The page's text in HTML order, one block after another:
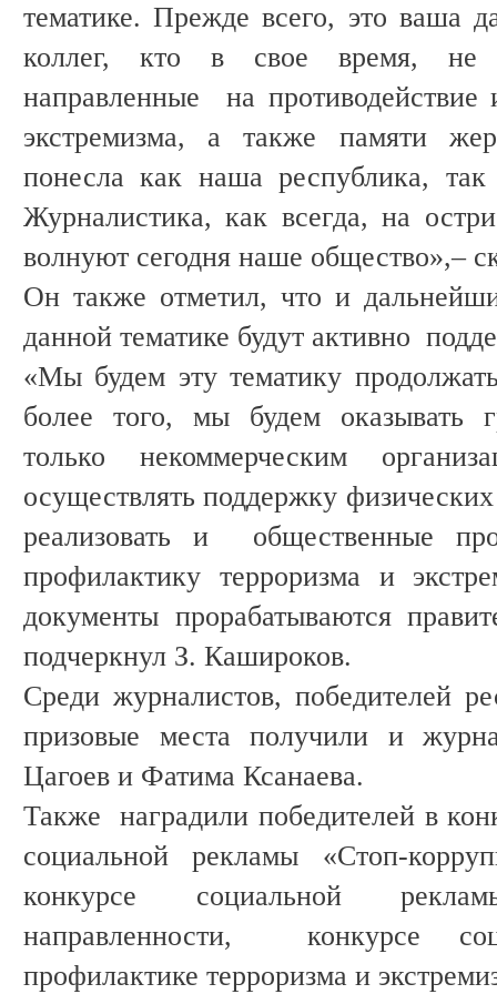
тематике. Прежде всего, это ваша
коллег, кто в свое время, не
направленные на
экстремизма, а также памяти
понесла как наша республика,
Журналистика, как всегда, на
волнуют сегодня наше общество»,–
Он также отметил, что и
данной тематике будут активно
«Мы будем эту тематику
более того, мы будем оказывать
только некоммерческим
осуществлять поддержку
реализовать и общественные
профилактику терроризма и
документы прорабатываются
подчеркнул З. Кашироков.
Среди журналистов, победителей
призовые места получили и
Цагоев и Фатима Ксанаева.
Также наградили победителей в
социальной рекламы «Стоп-
конкурсе социальной
направленности, конкурсе
профилактике терроризма и